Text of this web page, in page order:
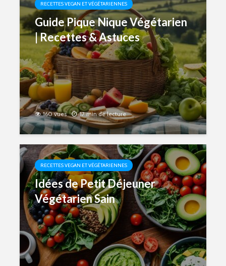
RECETTES VEGAN ET VÉGÉTARIENNES
Guide Pique Nique Végétarien
| Recettes & Astuces
160 vues 17 min de lecture
RECETTES VEGAN ET VÉGÉTARIENNES
Idées de Petit Déjeuner
Végétarien Sain